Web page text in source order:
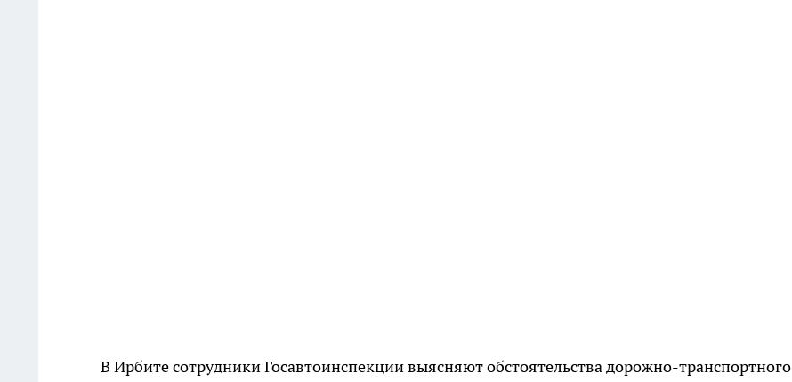
В Ирбите сотрудники Госавтоинспекции выясняют обстоятельства дорожно-транспортного